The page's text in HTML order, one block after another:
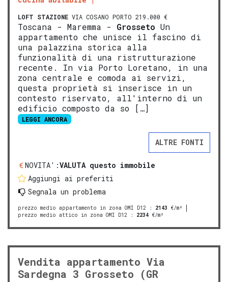
LOFT STAZIONE VIA COSANO PORTO 219.000 €
Toscana - Maremma - Grosseto Un
appartamento che unisce il fascino di
una palazzina storica alla
funzionalità di una ristrutturazione
recente. In via Porto Loretano, in una
zona centrale e comoda ai servizi,
questa proprietà si inserisce in un
contesto riservato, all'interno di un
edificio composto da so […]
LEGGI ANCORA
ALTRE FONTI
NOVITA':VALUTA questo immobile
Aggiungi ai preferiti
Segnala un problema
prezzo medio appartamento in zona OMI D12 : 2143 €/m²
prezzo medio attico in zona OMI D12 : 2234 €/m²
Vendita appartamento Via
Sardegna 3 Grosseto (GR